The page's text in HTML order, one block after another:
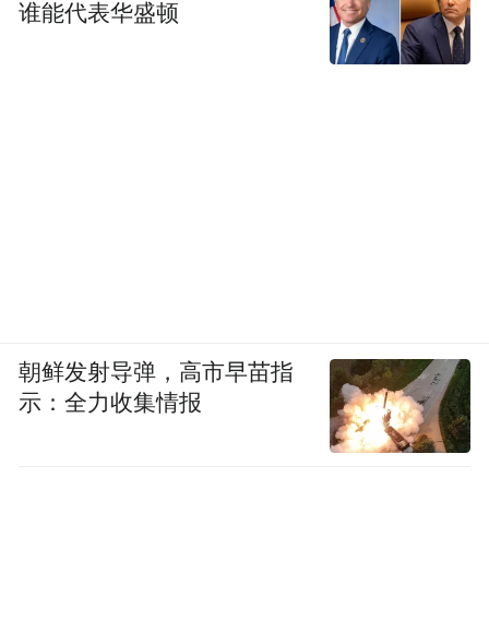
谁能代表华盛顿
朝鲜发射导弹，高市早苗指
示：全力收集情报